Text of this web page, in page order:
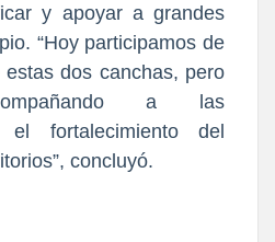
y apoyar a grandes
“Hoy participamos de
dos canchas, pero
a las
el fortalecimiento del
concluyó.